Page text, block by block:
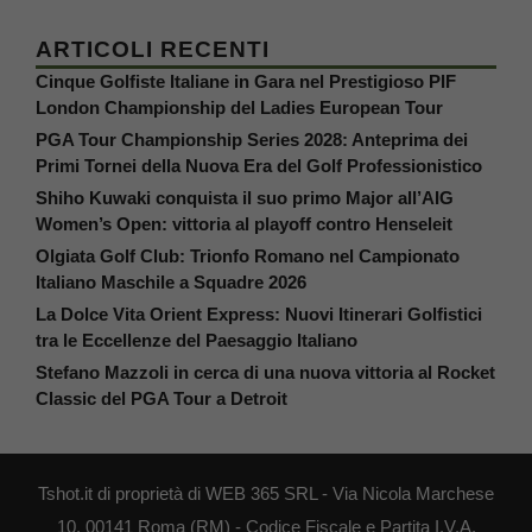
ARTICOLI RECENTI
Cinque Golfiste Italiane in Gara nel Prestigioso PIF
London Championship del Ladies European Tour
PGA Tour Championship Series 2028: Anteprima dei
Primi Tornei della Nuova Era del Golf Professionistico
Shiho Kuwaki conquista il suo primo Major all’AIG
Women’s Open: vittoria al playoff contro Henseleit
Olgiata Golf Club: Trionfo Romano nel Campionato
Italiano Maschile a Squadre 2026
La Dolce Vita Orient Express: Nuovi Itinerari Golfistici
tra le Eccellenze del Paesaggio Italiano
Stefano Mazzoli in cerca di una nuova vittoria al Rocket
Classic del PGA Tour a Detroit
Tshot.it di proprietà di WEB 365 SRL - Via Nicola Marchese
10, 00141 Roma (RM) - Codice Fiscale e Partita I.V.A.